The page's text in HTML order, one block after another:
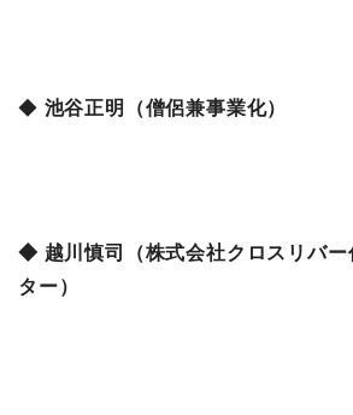
◆ 池谷正明（僧侶兼事業化）
◆ 越川慎司（株式会社クロスリバー
ター）